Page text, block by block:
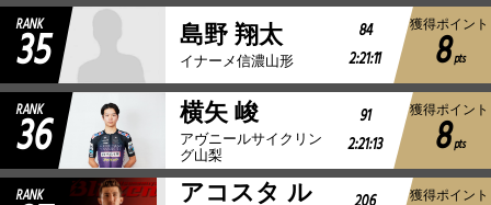
RANK
35 島野 翔太
イナーメ信濃山形
84
2:21:11
獲得ポイント
8 pts
RANK
36 横矢 峻
アヴニールサイクリン
グ山梨
91
2:21:13
獲得ポイント
8 pts
RANK
アコスタ ル
獲得ポイント